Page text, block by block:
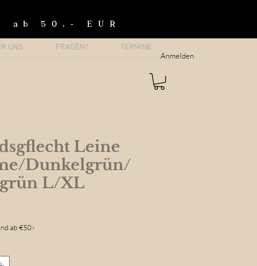
Anmelden
50.- EUR
UNS FRAGEN? TERMINE
Leine
Dunkelgrün/
L/XL
ab €50.-